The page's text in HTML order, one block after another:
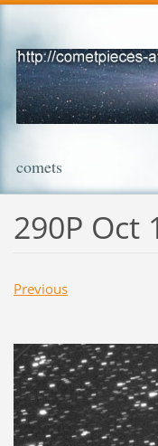
comets
290P Oct
Previous